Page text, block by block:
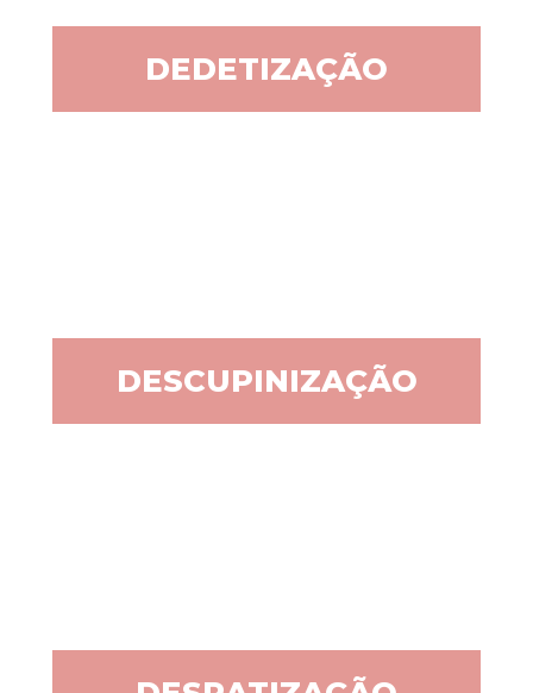
DEDETIZAÇÃO
DESCUPINIZAÇÃO